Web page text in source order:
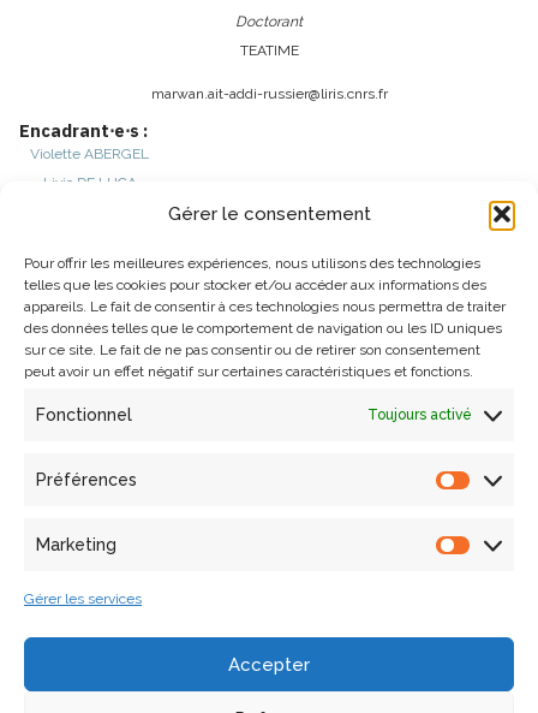
Gérer le consentement
Pour offrir les meilleures expériences, nous utilisons des technologies
telles que les cookies pour stocker et/ou accéder aux informations des
appareils. Le fait de consentir à ces technologies nous permettra de traiter
des données telles que le comportement de navigation ou les ID uniques
sur ce site. Le fait de ne pas consentir ou de retirer son consentement
peut avoir un effet négatif sur certaines caractéristiques et fonctions.
Fonctionnel Toujours activé
Préférences
Marketing
Gérer les services
Accepter
Doctorant
TEATIME
marwan.ait-addi-russier@liris.cnrs.fr
Encadrant⋅e⋅s :
Violette ABERGEL
Livio DE LUCA
Activités
Thèse de doctorat en cours
Structuration et navigation intelligente dans les corpus de
de compression multidimensionnelle et multiscalaire de
cadre du projet 80PRIME TEATIME « Territoires en Evolution
et Analyses Transversales Interdisciplinaires Multi-Echelles